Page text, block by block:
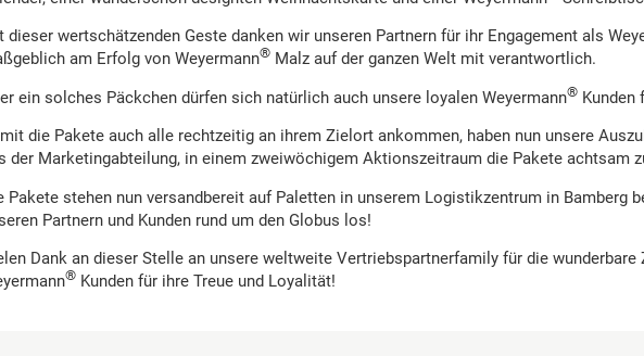
dieser wertschätzenden Geste danken wir unseren Partnern für ihr Engagement als
am Erfolg von Weyermann® Malz auf der ganzen Welt mit verantwortlich.
ein solches Päckchen dürfen sich natürlich auch unsere loyalen Weyermann® Kunden
die Pakete auch alle rechtzeitig an ihrem Zielort ankommen, haben nun unsere
der Marketingabteilung, in einem zweiwöchigem Aktionszeitraum die Pakete achtsam
Pakete stehen nun versandbereit auf Paletten in unserem Logistikzentrum in Bamberg
Partnern und Kunden rund um den Globus los!
Dank an dieser Stelle an unsere weltweite Vertriebspartnerfamily für die wunderbare
® Kunden für ihre Treue und Loyalität!